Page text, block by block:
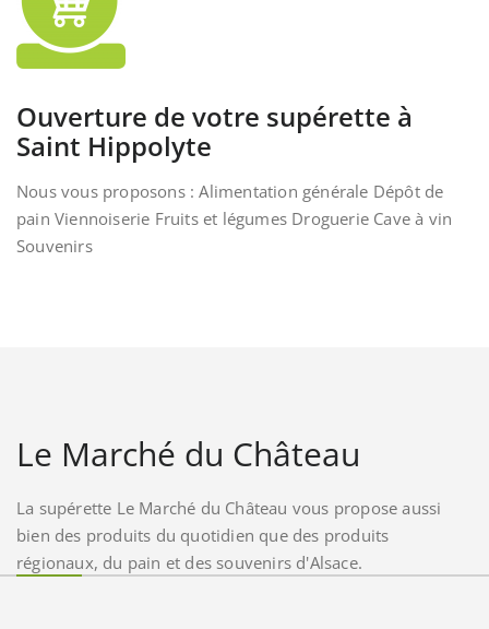
Ouverture de votre supérette à
Saint Hippolyte
Nous vous proposons : Alimentation générale Dépôt de
pain Viennoiserie Fruits et légumes Droguerie Cave à vin
Souvenirs
Le Marché du Château
La supérette Le Marché du Château vous propose aussi
bien des produits du quotidien que des produits
régionaux, du pain et des souvenirs d'Alsace.